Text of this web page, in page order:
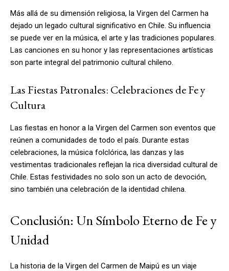
Más allá de su dimensión religiosa, la Virgen del Carmen ha
dejado un legado cultural significativo en Chile. Su influencia
se puede ver en la música, el arte y las tradiciones populares.
Las canciones en su honor y las representaciones artísticas
son parte integral del patrimonio cultural chileno.
Las Fiestas Patronales: Celebraciones de Fe y
Cultura
Las fiestas en honor a la Virgen del Carmen son eventos que
reúnen a comunidades de todo el país. Durante estas
celebraciones, la música folclórica, las danzas y las
vestimentas tradicionales reflejan la rica diversidad cultural de
Chile. Estas festividades no solo son un acto de devoción,
sino también una celebración de la identidad chilena.
Conclusión: Un Símbolo Eterno de Fe y
Unidad
La historia de la Virgen del Carmen de Maipú es un viaje